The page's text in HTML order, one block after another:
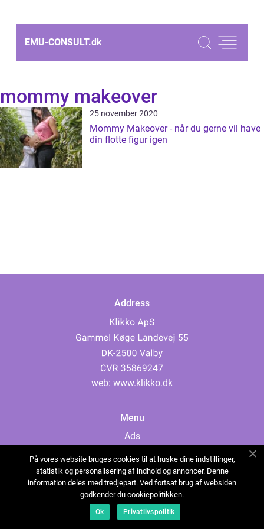
EMU-CONSULT.dk
mommy makeover
25 november 2020
Mommy Makeover - når du gerne vil have
din flotte figur igen
Address
web: www.klikko.dk
Menu
Ads
Cookies
Contact
Sitemap
På vores website bruges cookies til at huske dine indstillinger,
statistik og personalisering af indhold og annoncer. Denne
information deles med tredjepart. Ved fortsat brug af websiden
godkender du cookiepolitikken.
Ok Privatlivspolitik